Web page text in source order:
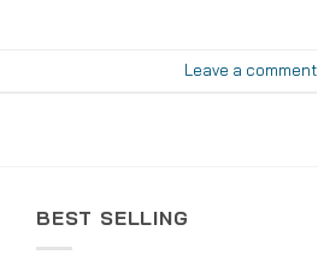
Leave a comment
BEST SELLING